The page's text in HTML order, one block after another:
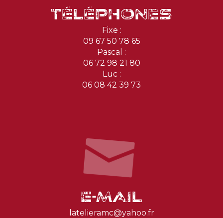
Téléphones
Fixe :
09 67 50 78 65
Pascal :
06 72 98 21 80
Luc :
06 08 42 39 73
E-mail
latelieramc@yahoo.fr